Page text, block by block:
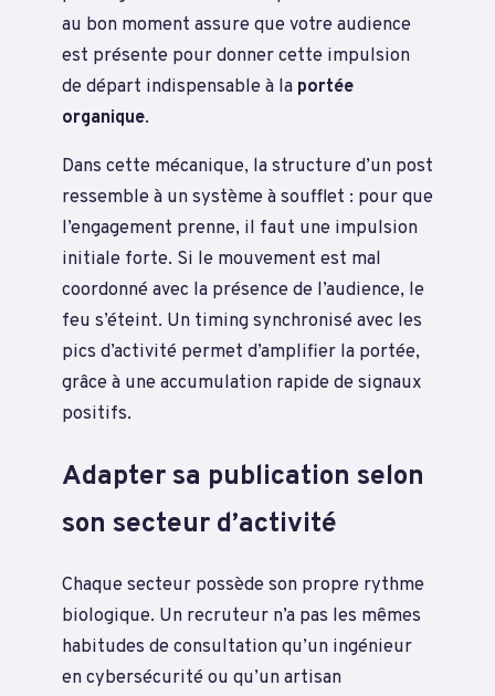
au bon moment assure que votre audience
est présente pour donner cette impulsion
de départ indispensable à la portée
organique.
Dans cette mécanique, la structure d’un post
ressemble à un système à soufflet : pour que
l’engagement prenne, il faut une impulsion
initiale forte. Si le mouvement est mal
coordonné avec la présence de l’audience, le
feu s’éteint. Un timing synchronisé avec les
pics d’activité permet d’amplifier la portée,
grâce à une accumulation rapide de signaux
positifs.
Adapter sa publication selon
son secteur d’activité
Chaque secteur possède son propre rythme
biologique. Un recruteur n’a pas les mêmes
habitudes de consultation qu’un ingénieur
en cybersécurité ou qu’un artisan